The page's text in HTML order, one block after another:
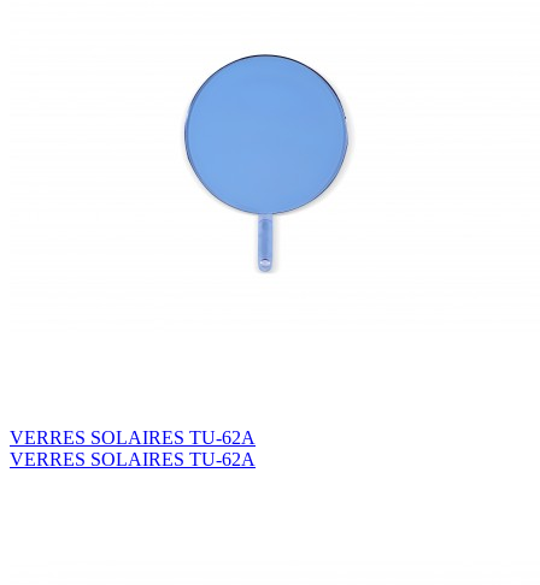
VERRES SOLAIRES TU-62A
VERRES SOLAIRES TU-62A